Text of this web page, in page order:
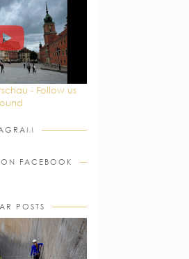
- Follow us
FACEBOOK
POSTS